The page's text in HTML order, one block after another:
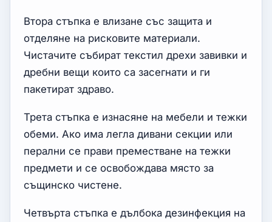
Втора стъпка е влизане със защита и
отделяне на рисковите материали.
Чистачите събират текстил дрехи завивки и
дребни вещи които са засегнати и ги
пакетират здраво.
Трета стъпка е изнасяне на мебели и тежки
обеми. Ако има легла дивани секции или
перални се прави преместване на тежки
предмети и се освобождава място за
същинско чистене.
Четвърта стъпка е дълбока дезинфекция на